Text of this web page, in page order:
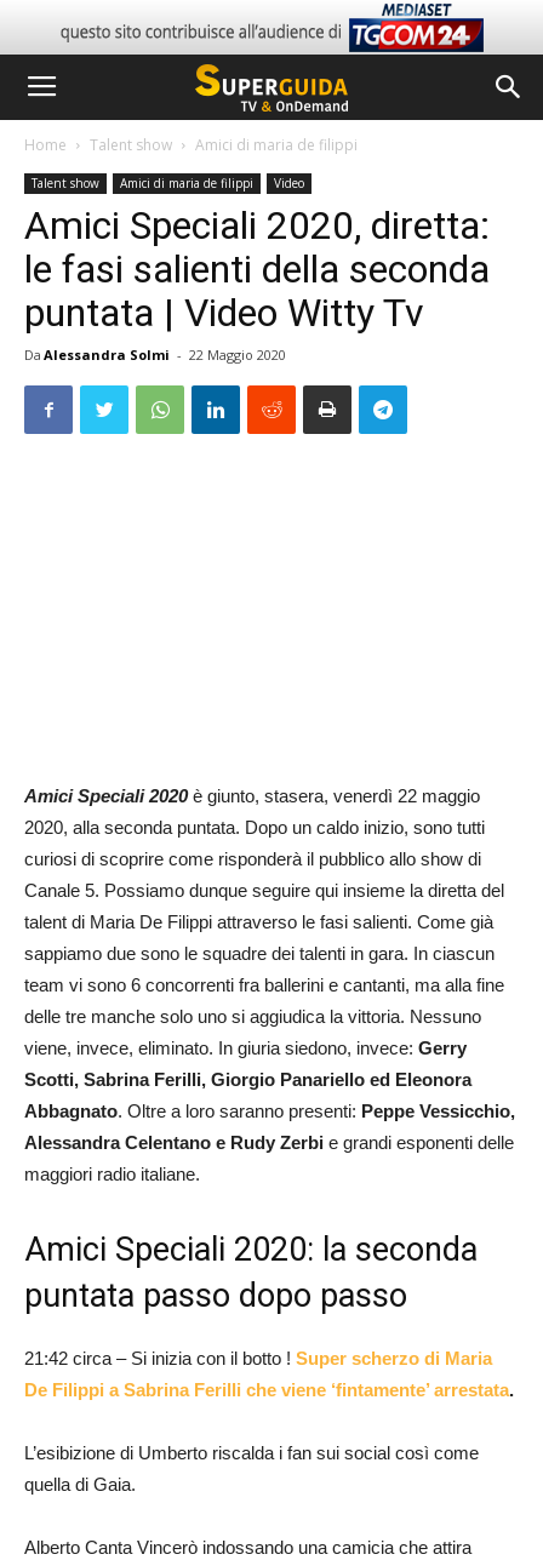
Home Talent show Amici di maria de filippi
Talent show Amici di maria de filippi Video
Amici Speciali 2020, diretta:
le fasi salienti della seconda
puntata | Video Witty Tv
Da Alessandra Solmi - 22 Maggio 2020
Amici Speciali 2020è giunto, stasera, venerdì 22 maggio
2020, alla seconda puntata. Dopo un caldo inizio, sono tutti
curiosi di scoprire come risponderà il pubblico allo show di
Canale 5. Possiamo dunque seguire qui insieme la diretta del
talent di Maria De Filippi attraverso le fasi salienti. Come già
sappiamo due sono le squadre dei talenti in gara. In ciascun
team vi sono 6 concorrenti fra ballerini e cantanti, ma alla fine
delle tre manche solo uno si aggiudica la vittoria. Nessuno
viene, invece, eliminato. In giuria siedono, invece: Gerry
Scotti, Sabrina Ferilli, Giorgio Panariello ed Eleonora
Abbagnato. Oltre a loro saranno presenti: Peppe Vessicchio,
Alessandra Celentano e Rudy Zerbi e grandi esponenti delle
maggiori radio italiane.
Amici Speciali 2020: la seconda
puntata passo dopo passo
21:42 circa – Si inizia con il botto ! Super scherzo di Maria
De Filippi a Sabrina Ferilli che viene ‘fintamente’ arrestata.
L’esibizione di Umberto riscalda i fan sui social così come
quella di Gaia.
Alberto Canta Vincerò indossando una camicia che attira